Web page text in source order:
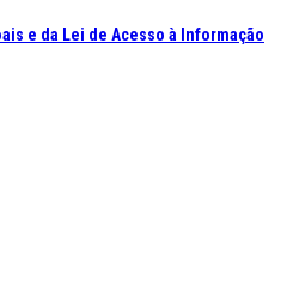
e da Lei de Acesso à Informação